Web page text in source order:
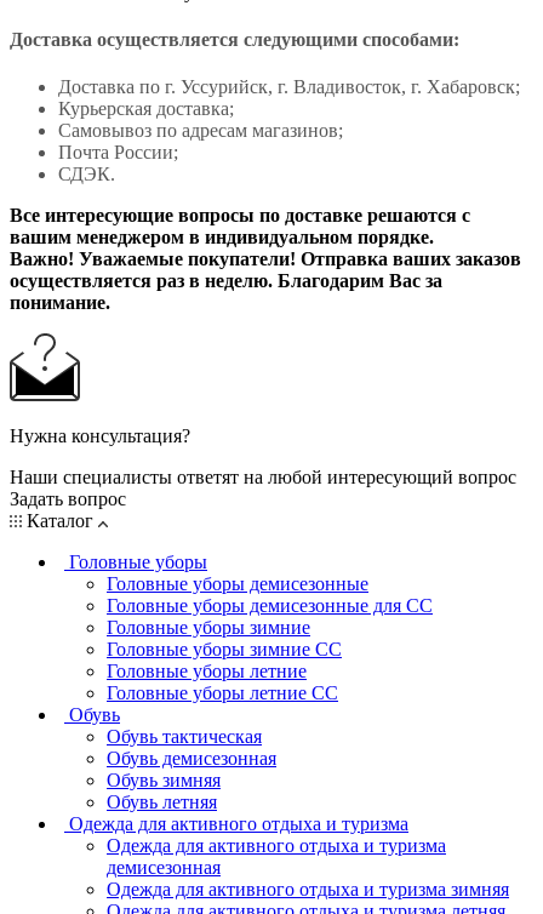
Доставка осуществляется следующими способами:
Доставка по г. Уссурийск, г. Владивосток, г. Хабаровск;
Курьерская доставка;
Самовывоз по адресам магазинов;
Почта России;
СДЭК.
Все интересующие вопросы по доставке решаются с
вашим менеджером в индивидуальном порядке.
Важно! Уважаемые покупатели! Отправка ваших заказов
осуществляется раз в неделю. Благодарим Вас за
понимание.
Нужна консультация?
Наши специалисты ответят на любой интересующий вопрос
Задать вопрос
Каталог
Головные уборы
Головные уборы демисезонные
Головные уборы демисезонные для СС
Головные уборы зимние
Головные уборы зимние СС
Головные уборы летние
Головные уборы летние СС
Обувь
Обувь тактическая
Обувь демисезонная
Обувь зимняя
Обувь летняя
Одежда для активного отдыха и туризма
Одежда для активного отдыха и туризма
демисезонная
Одежда для активного отдыха и туризма зимняя